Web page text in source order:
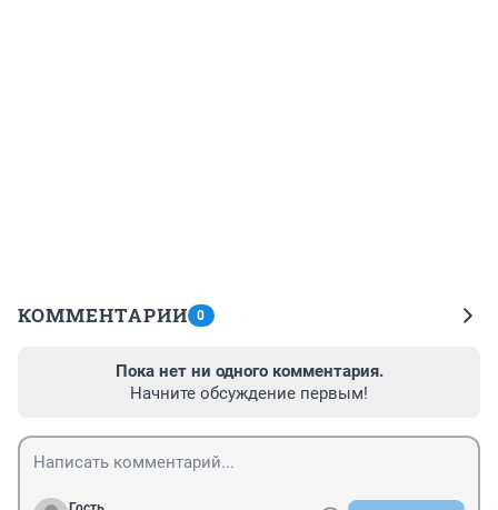
КОММЕНТАРИИ 0
Пока нет ни одного комментария.
Начните обсуждение первым!